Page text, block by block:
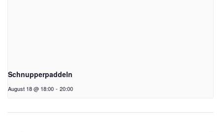
Schnupperpaddeln
August 18 @ 18:00 - 20:00